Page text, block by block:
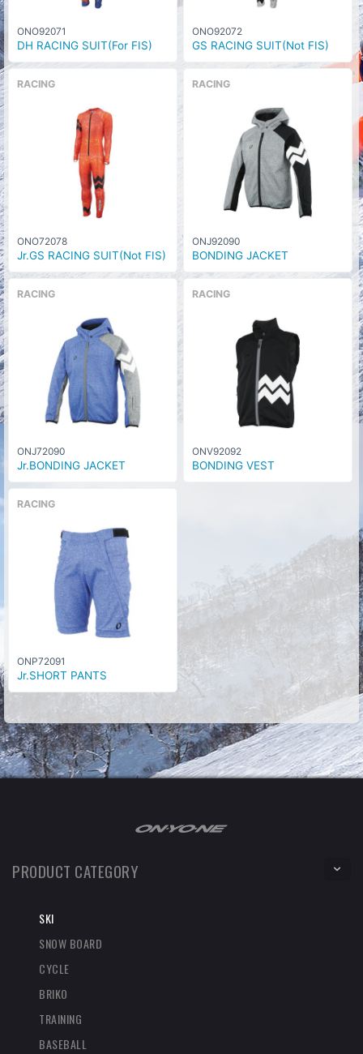
ONO92071
DH RACING SUIT(For FIS)
ONO92072
GS RACING SUIT(Not FIS)
RACING
ONO72078
Jr.GS RACING SUIT(Not FIS)
RACING
ONJ92090
BONDING JACKET
RACING
ONJ72090
Jr.BONDING JACKET
RACING
ONV92092
BONDING VEST
RACING
ONP72091
Jr.SHORT PANTS
PRODUCT CATEGORY
SKI
SNOW BOARD
CYCLE
BRIKO
TRAINING
BASEBALL